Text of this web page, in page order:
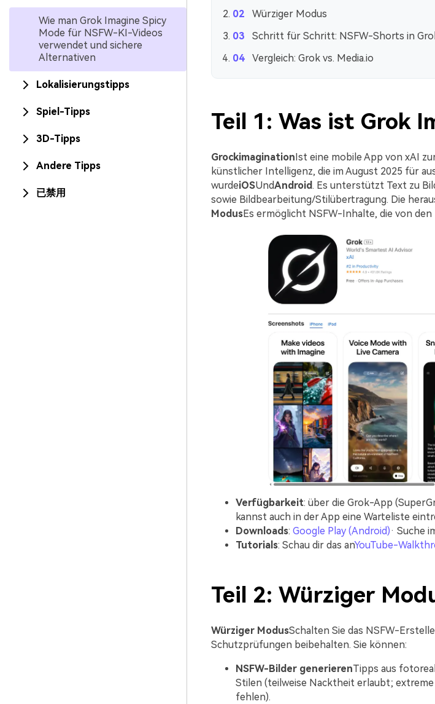
Wie man Grok Imagine Spicy
Mode für NSFW-KI-Videos
verwendet und sichere
Alternativen
Lokalisierungstipps
Spiel-Tipps
3D-Tipps
Andere Tipps
已禁用
Würziger Modus
Schritt für Schritt: NSFW-Shorts in
Vergleich: Grok vs. Media.io
Teil 1: Was ist Grok
GrockimaginationIst eine mobile App von xAI
künstlicher Intelligenz, die im August 2025 für
wurdeiOSUndAndroid. Es unterstützt Text zu
sowie Bildbearbeitung/Stilübertragung. Die
ModusEs ermöglicht NSFW-Inhalte, die von
Verfügbarkeit: über die Grok-App
kannst auch in der App eine Warteliste
Downloads: Google Play (Android)· Suche
Tutorials: Schau dir das anYouTube-
Teil 2: Würziger
Würziger ModusSchalten Sie das NSFW-
Schutzprüfungen beibehalten. Sie können:
NSFW-Bilder generierenTipps aus
Stilen (teilweise Nacktheit erlaubt;
fehlen).